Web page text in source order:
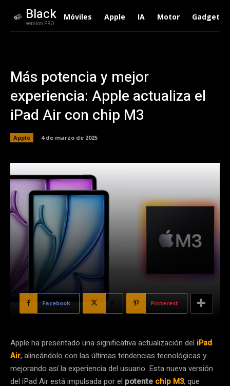
Black
version PRO
Móviles Apple IA Motor Gadgets
Más potencia y mejor
experiencia: Apple actualiza el
iPad Air con chip M3
Apple 4 de marzo de 2025
Facebook Pinterest
Apple ha presentado una significativa actualización del iPad
Air, alineándolo con las últimas tendencias tecnológicas y
mejorando así la experiencia del usuario. Esta nueva versión
del iPad Air está impulsada por el potente chip M3, que